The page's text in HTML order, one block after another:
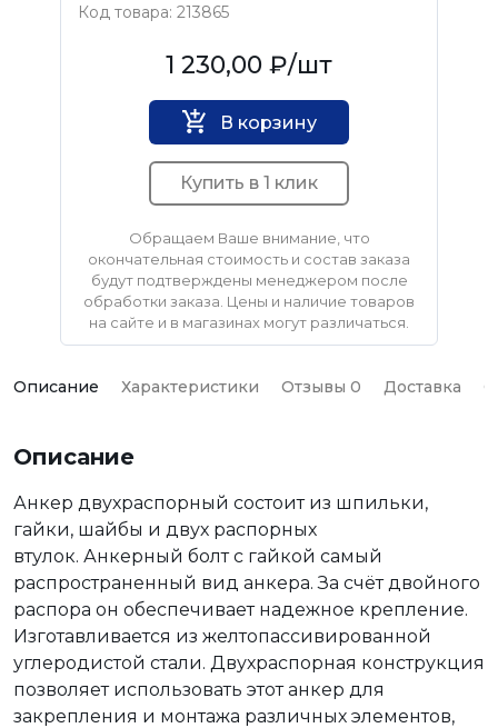
Код товара: 213865
Нет бренда1 230,00 ₽/шт
В корзину
Купить в 1 клик
Обращаем Ваше внимание, что
окончательная стоимость и состав заказа
будут подтверждены менеджером после
обработки заказа. Цены и наличие товаров
на сайте и в магазинах могут различаться.
Описание Характеристики Отзывы 0 Доставка
Описание
Анкер двухраспорный состоит из шпильки,
гайки, шайбы и двух распорных
втулок. Анкерный болт с гайкой самый
распространенный вид анкера. За счёт двойного
распора он обеспечивает надежное крепление.
Изготавливается из желтопассивированной
углеродистой стали. Двухраспорная конструкция
позволяет использовать этот анкер для
закрепления и монтажа различных элементов,